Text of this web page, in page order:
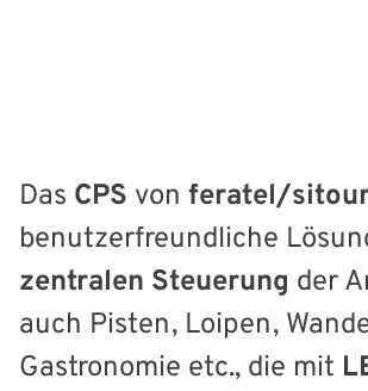
Das CPS von feratel/
benutzerfreundliche
zentralen Steuerung der
auch Pisten, Loipen,
Gastronomie etc., die mit